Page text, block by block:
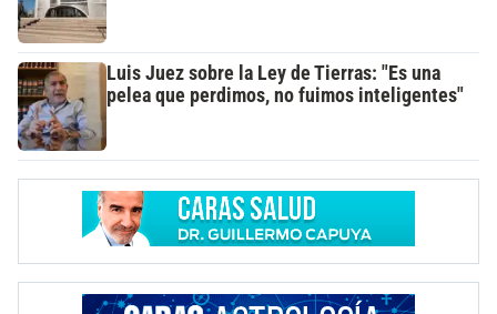
Luis Juez sobre la Ley de Tierras: "Es una
pelea que perdimos, no fuimos inteligentes"